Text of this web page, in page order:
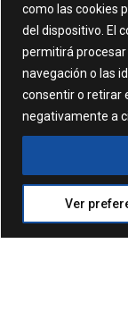
como las cookies
del dispositivo. El
permitirá
navegación o las
consentir o retirar
negativamente a
Ver
C/ Gonzalez